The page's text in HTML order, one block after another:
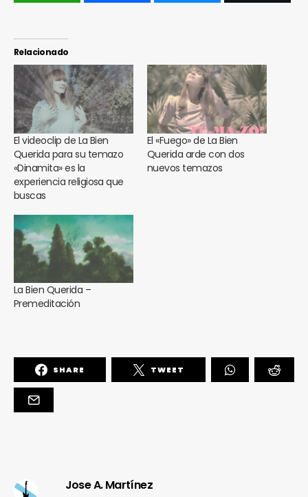
Relacionado
El videoclip de La Bien
Querida para su temazo
«Dinamita» es la
experiencia religiosa que
buscas
El «Fuego» de La Bien
Querida arde con dos
nuevos temazos
La Bien Querida –
Premeditación
SHARE TWEET
Jose A. Martínez